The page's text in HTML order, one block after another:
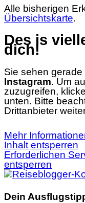
Alle bisherigen
Übersichtskarte.
Des is
dich!
Sie sehen
Instagram. Um
zuzugreifen,
unten. Bitte
Drittanbieter
Mehr
Inhalt entsperren
Erforderlichen
entsperren
Dein